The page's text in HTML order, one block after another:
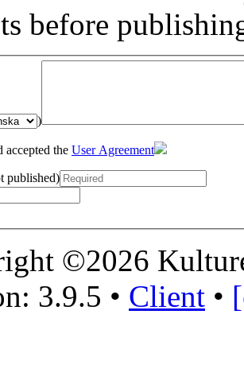
before
)
accepted the User Agreement
published)
©2026
3.9.5 • Client •